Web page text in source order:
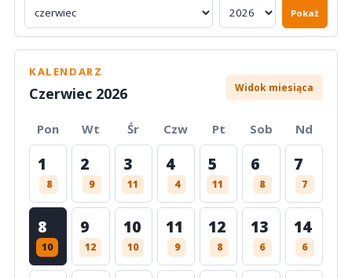
Pokaż
KALENDARZ
Czerwiec 2026 Widok miesiąca
Pon Wt Śr Czw Pt Sob Nd
1
8
2
9
3
11
4
4
5
11
6
8
7
7
8
10
9
12
10
10
11
9
12
8
13
6
14
6